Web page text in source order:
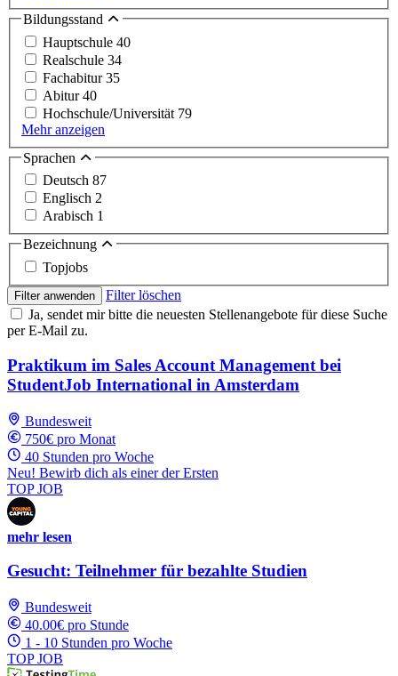
Bildungsstand
Hauptschule 40
Realschule 34
Fachabitur35
Abitur40
Hochschule/Universität 79
Mehr anzeigen
Sprachen
Deutsch 87
Englisch 2
Arabisch 1
Bezeichnung
Topjobs
Filter anwenden
Filter löschen
Ja, sendet mir bitte die neuesten Stellenangebote für diese Suche
per E-Mail zu.
Praktikum im Sales Account Management bei
StudentJob International in Amsterdam
Bundesweit
750€ pro Monat
40 Stunden pro Woche
Neu! Bewirb dich als einer der Ersten
TOP JOB
mehr lesen
Gesucht: Teilnehmer für bezahlte Studien
Bundesweit
40.00€ pro Stunde
1 - 10 Stunden pro Woche
TOP JOB